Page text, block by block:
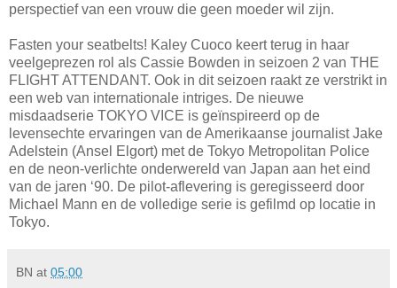
perspectief van een vrouw die geen moeder wil zijn.
Fasten your seatbelts! Kaley Cuoco keert terug in haar
veelgeprezen rol als Cassie Bowden in seizoen 2 van THE
FLIGHT ATTENDANT. Ook in dit seizoen raakt ze verstrikt in
een web van internationale intriges. De nieuwe
misdaadserie TOKYO VICE is geïnspireerd op de
levensechte ervaringen van de Amerikaanse journalist Jake
Adelstein (Ansel Elgort) met de Tokyo Metropolitan Police
en de neon-verlichte onderwereld van Japan aan het eind
van de jaren ‘90. De pilot-aflevering is geregisseerd door
Michael Mann en de volledige serie is gefilmd op locatie in
Tokyo.
BN at 05:00